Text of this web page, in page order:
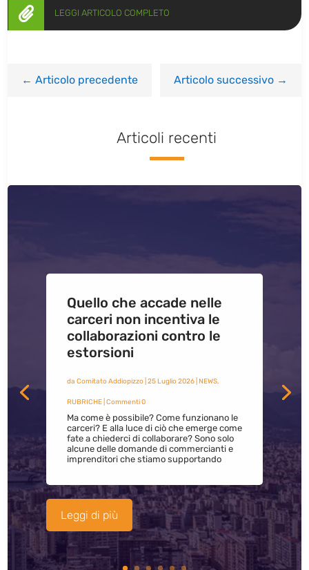
 LEGGI ARTICOLO COMPLETO
←Articolo precedente Articolo successivo→
Articoli recenti
Quello che accade nelle
carceri non incentiva le
collaborazioni contro le
estorsioni
da Comitato Addiopizzo| 25 Luglio 2026| NEWS,
RUBRICHE| Commenti 0
Ma come è possibile? Come funzionano le
carceri? E alla luce di ciò che emerge come
fate a chiederci di collaborare? Sono solo
alcune delle domande di commercianti e
imprenditori che stiamo supportando
Leggi di più